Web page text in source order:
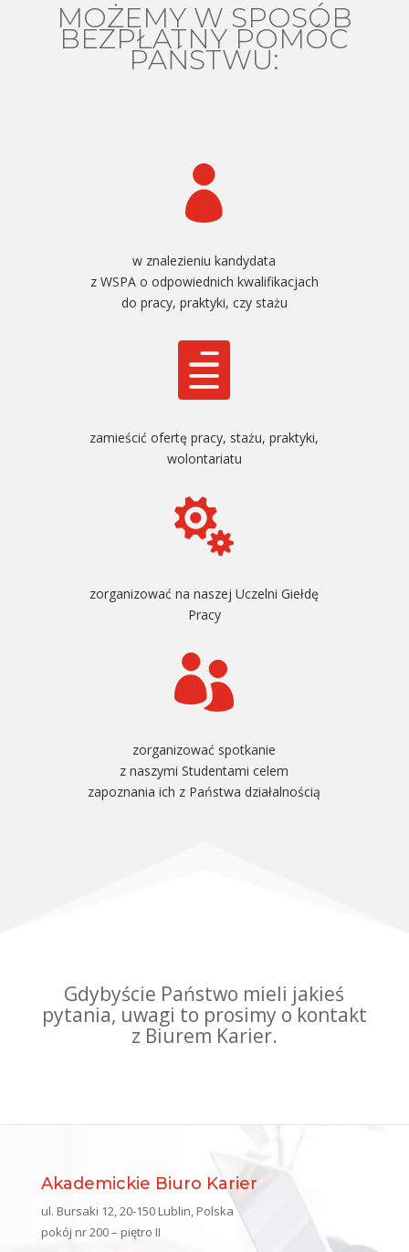
MOŻEMY W SPOSÓB
BEZPŁATNY POMÓC
PAŃSTWU:

w znalezieniu kandydata
z WSPA o odpowiednich kwalifikacjach
do pracy, praktyki, czy stażu

zamieścić ofertę pracy, stażu, praktyki,
wolontariatu

zorganizować na naszej Uczelni Giełdę
Pracy

zorganizować spotkanie
z naszymi Studentami celem
zapoznania ich z Państwa działalnością
Gdybyście Państwo mieli jakieś
pytania, uwagi to prosimy o kontakt
z Biurem Karier.
Akademickie Biuro Karier
ul. Bursaki 12, 20-150 Lublin, Polska
pokój nr 200 – piętro II